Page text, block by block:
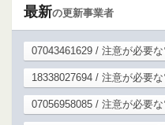
最新の更新事業者
07043461629 / 注意が必要な
18338027694 / 注意が必要な
07056958085 / 注意が必要な